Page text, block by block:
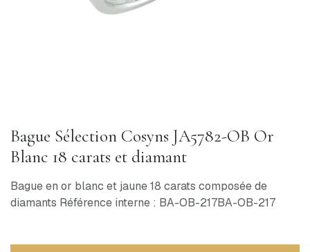
Bague Sélection Cosyns JA5782-OB Or
Blanc 18 carats et diamant
Bague en or blanc et jaune 18 carats composée de
diamants Référence interne : BA-OB-217BA-OB-217